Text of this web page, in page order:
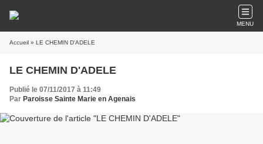
MENU
Accueil » LE CHEMIN D'ADELE
LE CHEMIN D'ADELE
Publié le 07/11/2017 à 11:49
Par Paroisse Sainte Marie en Agenais